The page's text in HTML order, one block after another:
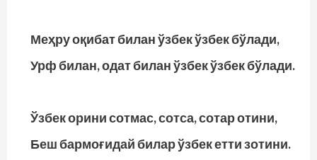
Меҳру оқибат билан ўзбек ўзбек бўлади,
Урф билан, одат билан ўзбек ўзбек бўлади.
Ўзбек орини сотмас, сотса, сотар отини,
Беш бармоғидай билар ўзбек етти зотини.